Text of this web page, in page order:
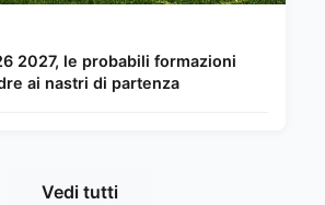
2027, le probabili formazioni
ai nastri di partenza
Vedi tutti